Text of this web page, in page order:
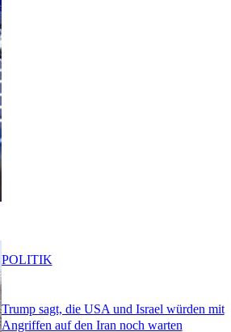
Trump sagt, die USA und Israel würden mit
Angriffen auf den Iran noch warten
POLITIK